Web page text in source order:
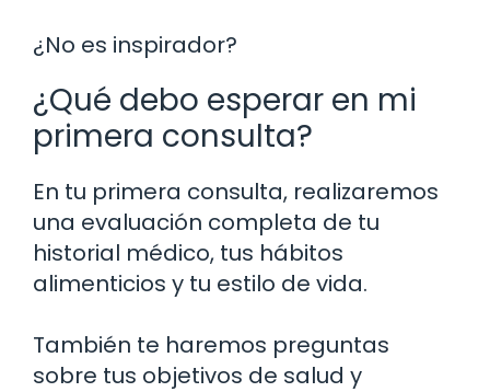
¿No es inspirador?
¿Qué debo esperar en mi
primera consulta?
En tu primera consulta, realizaremos
una evaluación completa de tu
historial médico, tus hábitos
alimenticios y tu estilo de vida.
También te haremos preguntas
sobre tus objetivos de salud y